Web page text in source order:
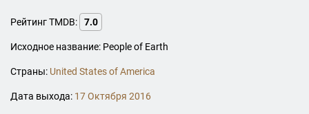
Рейтинг TMDB: 7.0
Исходное название: People of Earth
Страны: United States of America
Дата выхода: 17 Октября 2016